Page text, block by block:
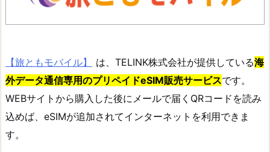
【旅ともモバイル】 は、TELINK株式会社が提供している海
外データ通信専用のプリペイドeSIM販売サービスです。
WEBサイトから購入した後にメールで届くQRコードを読み
込めば、eSIMが追加されてインターネットを利用できま
す。